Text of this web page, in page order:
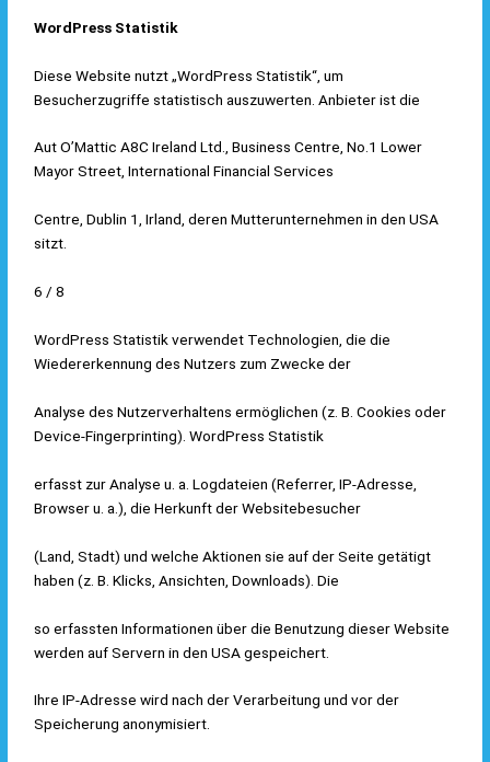
WordPress Statistik
Diese Website nutzt „WordPress Statistik“, um
Besucherzugriffe statistisch auszuwerten. Anbieter ist die
Aut O’Mattic A8C Ireland Ltd., Business Centre, No.1 Lower
Mayor Street, International Financial Services
Centre, Dublin 1, Irland, deren Mutterunternehmen in den USA
sitzt.
6 / 8
WordPress Statistik verwendet Technologien, die die
Wiedererkennung des Nutzers zum Zwecke der
Analyse des Nutzerverhaltens ermöglichen (z. B. Cookies oder
Device-Fingerprinting). WordPress Statistik
erfasst zur Analyse u. a. Logdateien (Referrer, IP-Adresse,
Browser u. a.), die Herkunft der Websitebesucher
(Land, Stadt) und welche Aktionen sie auf der Seite getätigt
haben (z. B. Klicks, Ansichten, Downloads). Die
so erfassten Informationen über die Benutzung dieser Website
werden auf Servern in den USA gespeichert.
Ihre IP-Adresse wird nach der Verarbeitung und vor der
Speicherung anonymisiert.